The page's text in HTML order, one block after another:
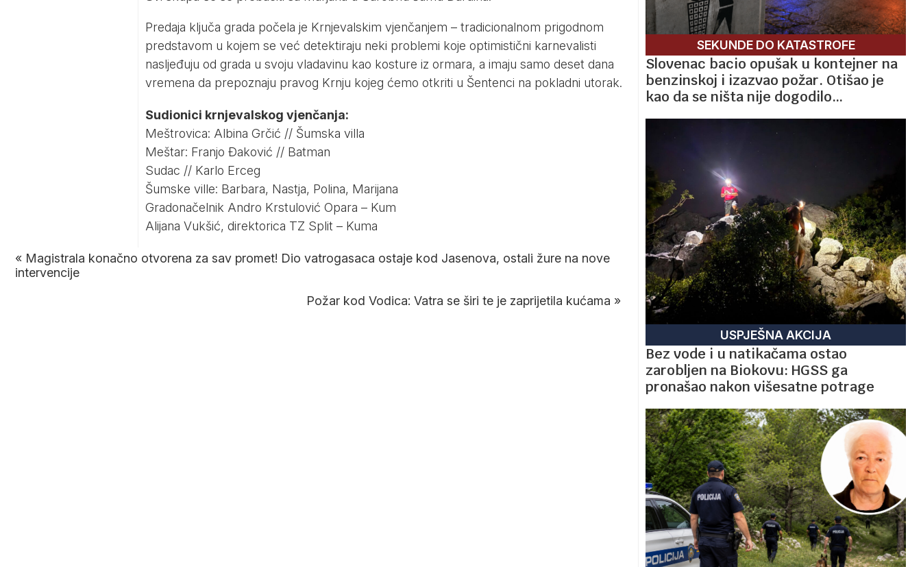
Predaja ključa grada počela je Krnjevalskim vjenčanjem – tradicionalnom prigodnom
predstavom u kojem se već detektiraju neki problemi koje optimistični karnevalisti
nasljeđuju od grada u svoju vladavinu kao kosture iz ormara, a imaju samo deset dana
vremena da prepoznaju pravog Krnju kojeg ćemo otkriti u Šentenci na pokladni utorak.
Sudionici krnjevalskog vjenčanja:
Meštrovica: Albina Grčić // Šumska villa
Meštar: Franjo Đaković // Batman
Sudac // Karlo Erceg
Šumske ville: Barbara, Nastja, Polina, Marijana
Gradonačelnik Andro Krstulović Opara – Kum
Alijana Vukšić, direktorica TZ Split – Kuma
« Magistrala konačno otvorena za sav promet! Dio vatrogasaca ostaje kod Jasenova, ostali žure na nove
intervencije
Požar kod Vodica: Vatra se širi te je zaprijetila kućama »
SEKUNDE DO KATASTROFE
Slovenac bacio opušak u kontejner na
benzinskoj i izazvao požar. Otišao je
kao da se ništa nije dogodilo…
USPJEŠNA AKCIJA
Bez vode i u natikačama ostao
zarobljen na Biokovu: HGSS ga
pronašao nakon višesatne potrage